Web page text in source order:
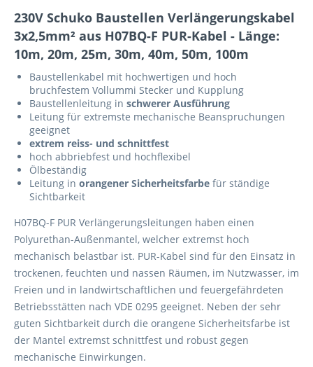
230V Schuko Baustellen Verlängerungskabel
3x2,5mm² aus H07BQ-F PUR-Kabel - Länge:
10m, 20m, 25m, 30m, 40m, 50m, 100m
Baustellenkabel mit hochwertigen und hoch
bruchfestem Vollummi Stecker und Kupplung
Baustellenleitung in schwerer Ausführung
Leitung für extremste mechanische Beanspruchungen
geeignet
extrem reiss- und schnittfest
hoch abbriebfest und hochflexibel
Ölbeständig
Leitung in orangener Sicherheitsfarbe für ständige
Sichtbarkeit
H07BQ-F PUR Verlängerungsleitungen haben einen
Polyurethan-Außenmantel, welcher extremst hoch
mechanisch belastbar ist. PUR-Kabel sind für den Einsatz in
trockenen, feuchten und nassen Räumen, im Nutzwasser, im
Freien und in landwirtschaftlichen und feuergefährdeten
Betriebsstätten nach VDE 0295 geeignet. Neben der sehr
guten Sichtbarkeit durch die orangene Sicherheitsfarbe ist
der Mantel extremst schnittfest und robust gegen
mechanische Einwirkungen.